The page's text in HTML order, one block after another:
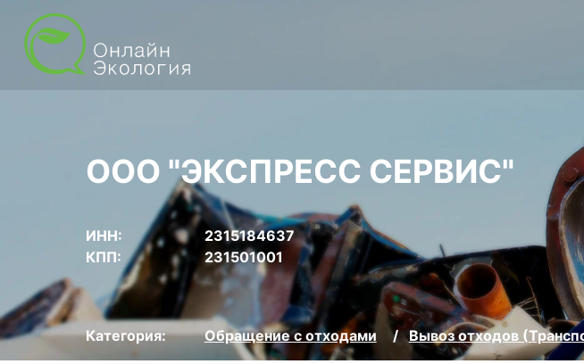
ООО "ЭКСПРЕСС СЕРВИС"
ИНН:
2315184637
КПП:
231501001
Категория: Обращение с отходами Вывоз отходов